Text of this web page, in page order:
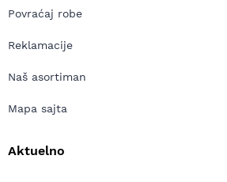
Povraćaj robe
Reklamacije
Naš asortiman
Mapa sajta
Aktuelno